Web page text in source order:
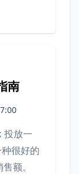
南
投放一
很好的
额。